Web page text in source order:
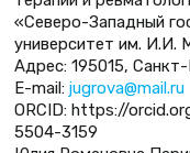
«Северо-Западный
университет им. И.И.
Адрес: 195015,
E-mail: jugrova@mail.ru
ORCID: https://
5504-3159